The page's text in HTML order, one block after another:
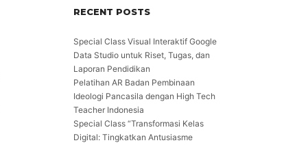
RECENT POSTS
Special Class Visual Interaktif Google
Data Studio untuk Riset, Tugas, dan
Laporan Pendidikan
Pelatihan AR Badan Pembinaan
Ideologi Pancasila dengan High Tech
Teacher Indonesia
Special Class “Transformasi Kelas
Digital: Tingkatkan Antusiasme